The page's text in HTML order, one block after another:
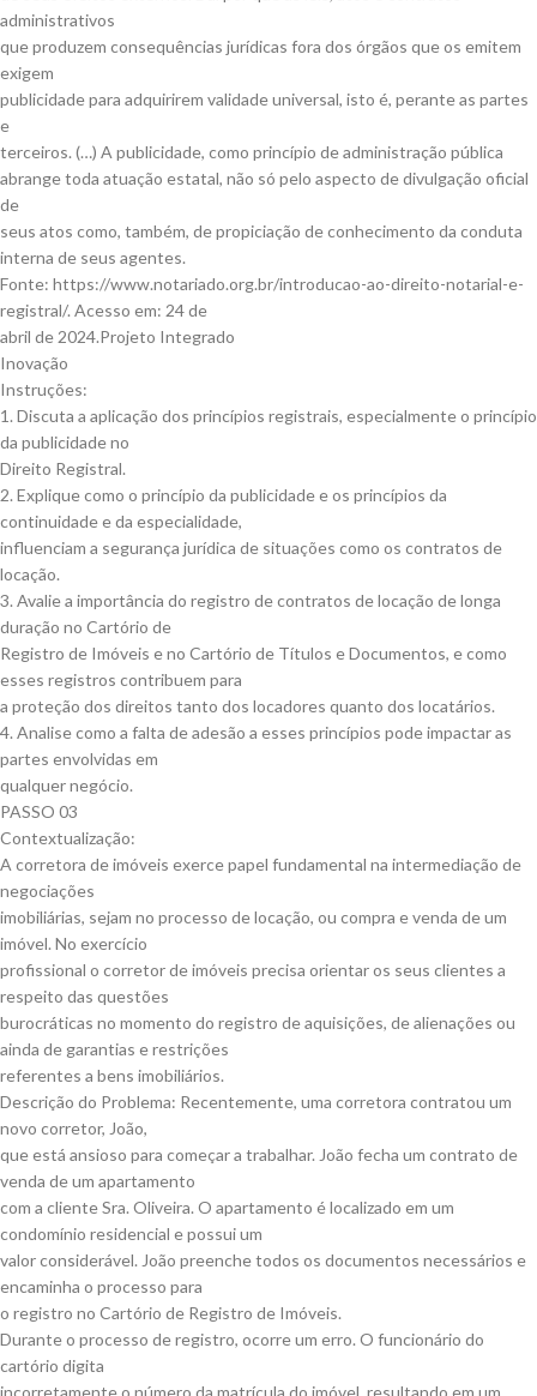
administrativos
que produzem consequências jurídicas fora dos órgãos que os emitem
exigem
publicidade para adquirirem validade universal, isto é, perante as partes
e
terceiros. (…) A publicidade, como princípio de administração pública
abrange toda atuação estatal, não só pelo aspecto de divulgação oficial
de
seus atos como, também, de propiciação de conhecimento da conduta
interna de seus agentes.
Fonte: https://www.notariado.org.br/introducao-ao-direito-notarial-e-
registral/. Acesso em: 24 de
abril de 2024.Projeto Integrado
Inovação
Instruções:
1. Discuta a aplicação dos princípios registrais, especialmente o princípio
da publicidade no
Direito Registral.
2. Explique como o princípio da publicidade e os princípios da
continuidade e da especialidade,
influenciam a segurança jurídica de situações como os contratos de
locação.
3. Avalie a importância do registro de contratos de locação de longa
duração no Cartório de
Registro de Imóveis e no Cartório de Títulos e Documentos, e como
esses registros contribuem para
a proteção dos direitos tanto dos locadores quanto dos locatários.
4. Analise como a falta de adesão a esses princípios pode impactar as
partes envolvidas em
qualquer negócio.
PASSO 03
Contextualização:
A corretora de imóveis exerce papel fundamental na intermediação de
negociações
imobiliárias, sejam no processo de locação, ou compra e venda de um
imóvel. No exercício
profissional o corretor de imóveis precisa orientar os seus clientes a
respeito das questões
burocráticas no momento do registro de aquisições, de alienações ou
ainda de garantias e restrições
referentes a bens imobiliários.
Descrição do Problema: Recentemente, uma corretora contratou um
novo corretor, João,
que está ansioso para começar a trabalhar. João fecha um contrato de
venda de um apartamento
com a cliente Sra. Oliveira. O apartamento é localizado em um
condomínio residencial e possui um
valor considerável. João preenche todos os documentos necessários e
encaminha o processo para
o registro no Cartório de Registro de Imóveis.
Durante o processo de registro, ocorre um erro. O funcionário do
cartório digita
incorretamente o número da matrícula do imóvel, resultando em um